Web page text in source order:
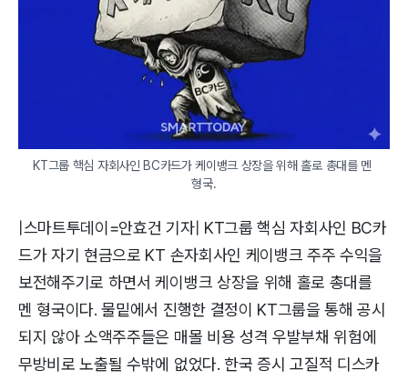
KT그룹 핵심 자회사인 BC카드가 케이뱅크 상장을 위해 홀로 총대를 멘
형국.
|스마트투데이=안효건 기자| KT그룹 핵심 자회사인 BC카
드가 자기 현금으로 KT 손자회사인 케이뱅크 주주 수익을
보전해주기로 하면서 케이뱅크 상장을 위해 홀로 총대를
멘 형국이다. 물밑에서 진행한 결정이 KT그룹을 통해 공시
되지 않아 소액주주들은 매몰 비용 성격 우발부채 위험에
무방비로 노출될 수밖에 없었다. 한국 증시 고질적 디스카